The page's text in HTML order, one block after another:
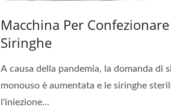
Macchina Per Confezionare
Siringhe
A causa della pandemia, la domanda di
monouso è aumentata e le siringhe
l'iniezione...